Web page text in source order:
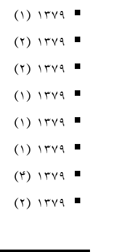
۱۳۷۹ (۱)
۱۳۷۹ (۲)
۱۳۷۹ (۲)
۱۳۷۹ (۱)
۱۳۷۹ (۱)
۱۳۷۹ (۱)
۱۳۷۹ (۴)
۱۳۷۹ (۲)